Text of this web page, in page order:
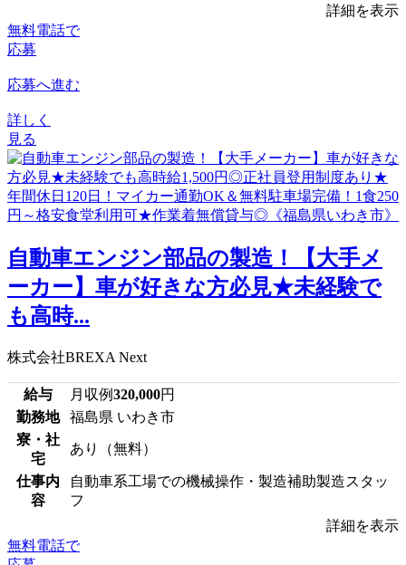
詳細を表示
無料電話で
応募
応募へ進む
詳しく
見る
自動車エンジン部品の製造！【大手メ
ーカー】車が好きな方必見★未経験で
も高時...
株式会社BREXA Next
給与 月収例320,000円
勤務地
福島県 いわき市
寮・社
宅
あり（無料）
仕事内
容
自動車系工場での機械操作・製造補助製造スタッ
フ
詳細を表示
無料電話で